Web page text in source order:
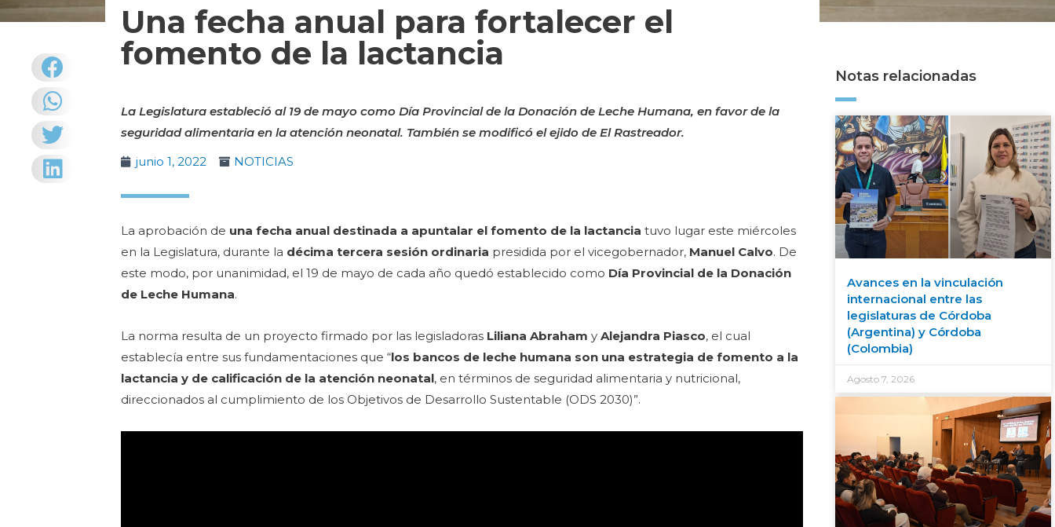
Una fecha anual para fortalecer el
fomento de la lactancia
La Legislatura estableció al 19 de mayo como Día Provincial de la Donación de Leche Humana, en favor de la
seguridad alimentaria en la atención neonatal. También se modificó el ejido de El Rastreador.
junio 1, 2022
NOTICIAS
La aprobación de una fecha anual destinada a apuntalar el fomento de la lactancia tuvo lugar este miércoles
en la Legislatura, durante la décima tercera sesión ordinaria presidida por el vicegobernador, Manuel Calvo. De
este modo, por unanimidad, el 19 de mayo de cada año quedó establecido como Día Provincial de la Donación
de Leche Humana.
La norma resulta de un proyecto firmado por las legisladoras Liliana AbrahamyAlejandra Piasco, el cual
establecía entre sus fundamentaciones que “los bancos de leche humana son una estrategia de fomento a la
lactancia y de calificación de la atención neonatal, en términos de seguridad alimentaria y nutricional,
direccionados al cumplimiento de los Objetivos de Desarrollo Sustentable (ODS 2030)”.
Notas relacionadas
Avances en la vinculación
internacional entre las
legislaturas de Córdoba
(Argentina) y Córdoba
(Colombia)
Agosto 7, 2026